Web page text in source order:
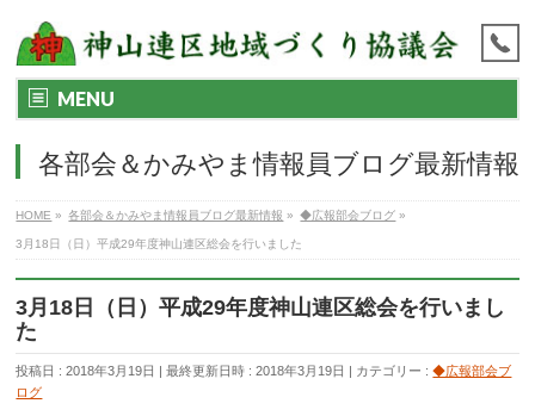
MENU
各部会＆かみやま情報員ブログ最新情報
HOME » 各部会＆かみやま情報員ブログ最新情報 » ◆広報部会ブログ »
3月18日（日）平成29年度神山連区総会を行いました
3月18日（日）平成29年度神山連区総会を行いまし
た
投稿日 : 2018年3月19日 最終更新日時 : 2018年3月19日 カテゴリー :◆広報部会ブ
ログ